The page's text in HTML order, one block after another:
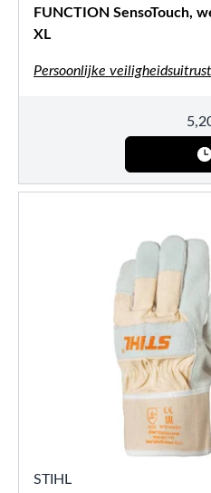
FUNCTION SensoTouch,
XL
Persoonlijke
STIHL